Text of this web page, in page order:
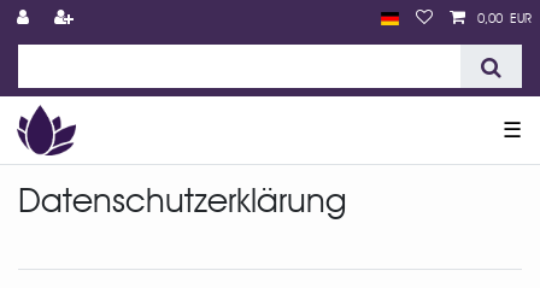
0,00 EUR
☰
Daten­schutz­erklärung